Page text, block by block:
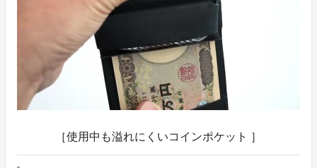
［使用中も溢れにくいコインポケット ］